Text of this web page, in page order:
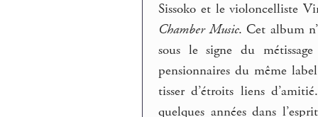
Sissoko et le violoncelliste
Chamber Music. Cet album
sous le signe du
pensionnaires du même
tisser d’étroits liens
quelques années dans